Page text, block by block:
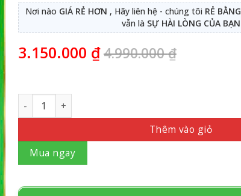
Nơi nào GIÁ RẺ HƠN , Hãy liên hệ - chúng tôi RẺ BẰNG
vẫn là SỰ HÀI LÒNG CỦA BẠN
3.150.000 ₫4.990.000₫
Số lượng
Thêm vào giỏ
Mua ngay